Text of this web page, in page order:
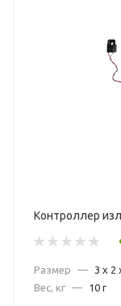
Контроллер
Размер —
3 x 2
Вес, кг — 10 г